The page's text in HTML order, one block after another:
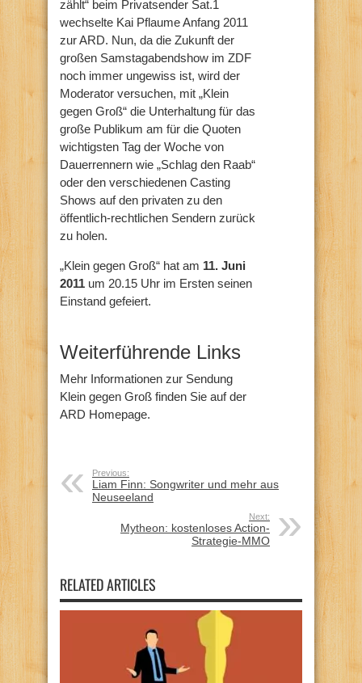
zählt“ beim Privatsender Sat.1
wechselte Kai Pflaume Anfang 2011
zur ARD. Nun, da die Zukunft der
großen Samstagabendshow im ZDF
noch immer ungewiss ist, wird der
Moderator versuchen, mit „Klein
gegen Groß“ die Unterhaltung für das
große Publikum am für die Quoten
wichtigsten Tag der Woche von
Dauerrennern wie „Schlag den Raab“
oder den verschiedenen Casting
Shows auf den privaten zu den
öffentlich-rechtlichen Sendern zurück
zu holen.
„Klein gegen Groß“ hat am 11. Juni
2011 um 20.15 Uhr im Ersten seinen
Einstand gefeiert.
Weiterführende Links
Mehr Informationen zur Sendung
Klein gegen Groß finden Sie auf der
ARD Homepage.
Previous:
Liam Finn: Songwriter und mehr aus
Neuseeland
Next:
Mytheon: kostenloses Action-
Strategie-MMO
RELATED ARTICLES